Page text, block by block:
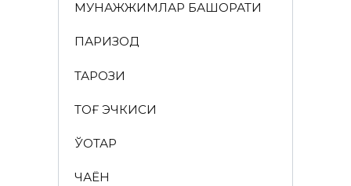
МУНАЖЖИМЛАР БАШОРАТИ
ПАРИЗОД
ТАРОЗИ
ТОҒ ЭЧКИСИ
ЎҚОТАР
ЧАЁН